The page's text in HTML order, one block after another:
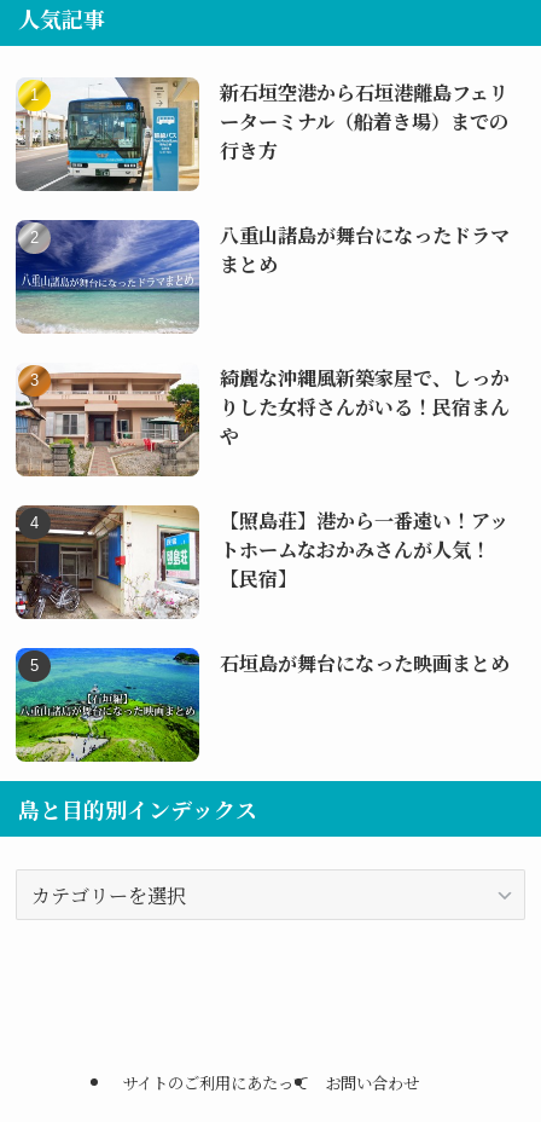
人気記事
新石垣空港から石垣港離島フェリ
ーターミナル（船着き場）までの
行き方
八重山諸島が舞台になったドラマ
まとめ
綺麗な沖縄風新築家屋で、しっか
りした女将さんがいる！民宿まん
や
【照島荘】港から一番遠い！アッ
トホームなおかみさんが人気！
【民宿】
石垣島が舞台になった映画まとめ
島と目的別インデックス
と
サイトのご利用にあたって お問い合わせ